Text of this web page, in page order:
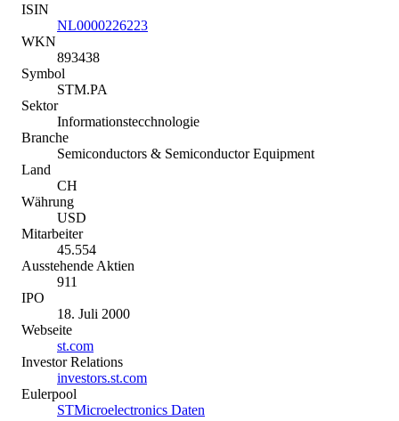
ISIN
NL0000226223
WKN
893438
Symbol
STM.PA
Sektor
Informationstecchnologie
Branche
Semiconductors & Semiconductor Equipment
Land
CH
Währung
USD
Mitarbeiter
45.554
Ausstehende Aktien
911
IPO
18. Juli 2000
Webseite
st.com
Investor Relations
investors.st.com
Eulerpool
STMicroelectronics Daten